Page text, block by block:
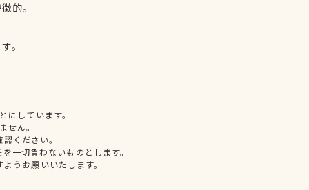
的。
。
しています。
せん。
ください。
一切負わないものとします。
うお願いいたします。